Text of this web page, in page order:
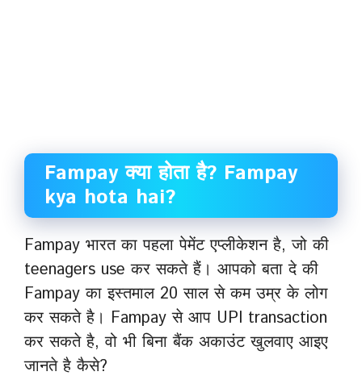
Fampay क्या होता है? Fampay
kya hota hai?
Fampay भारत का पहला पेमेंट एप्लीकेशन है, जो की
teenagers use कर सकते हैं। आपको बता दे की
Fampay का इस्तमाल 20 साल से कम उम्र के लोग
कर सकते है। Fampay से आप UPI transaction
कर सकते है, वो भी बिना बैंक अकाउंट खुलवाए आइए
जानते है कैसे?